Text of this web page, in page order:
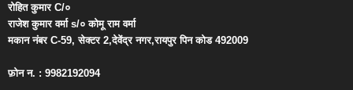
रोहित कुमारC/०
राजेश कुमार वर्माs/० कोमू राम वर्मा
मकान नंबरC-59,सेक्टर2,देवेंद्र नगर,रायपुर पिन कोड492009
फ़ोन न. : 9982192094